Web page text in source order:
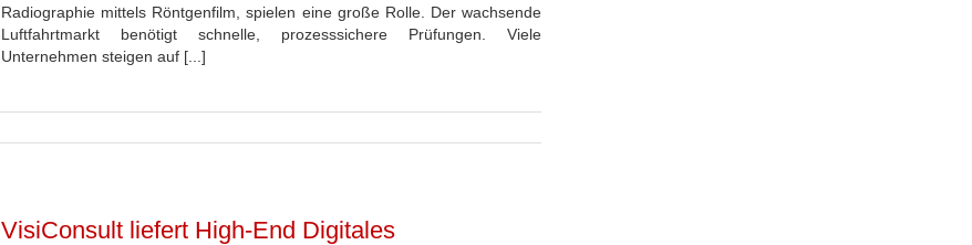
Radiographie mittels Röntgenfilm, spielen eine große Rolle. Der wachsende
Luftfahrtmarkt benötigt schnelle, prozesssichere Prüfungen. Viele
Unternehmen steigen auf [...]
VisiConsult liefert High-End Digitales